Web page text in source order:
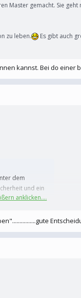
Master gemacht. Sie
zu leben.
Es gibt auch
kannst. Bei do
dem
und ein
bietet,
anklicken....